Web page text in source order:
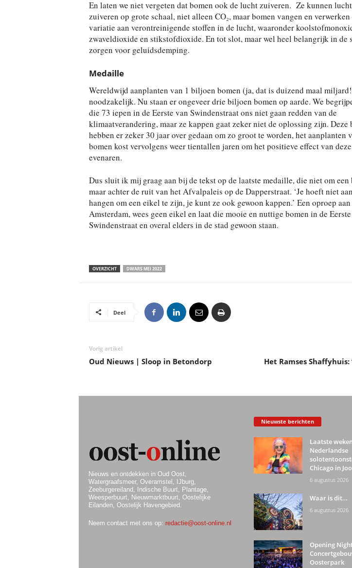
En laten we niet vergeten dat bomen ook de lucht zuiveren. Ze kunnen
zuiveren op grote schaal, niet alleen CO₂, maar bomen vangen en
variatie aan verontreinigende stoffen in de lucht, waaronder
zwaveldioxide en stikstofdioxide. En tot slot, maar wel heel belangrijk in de
zorgen voor geluidsdemping.
Medaille
Wereldwijd aanplanten van 1 biljoen bomen (ja, dat is duizend maal
noodzakelijk. Nu staan er ongeveer drie biljoen bomen op aarde. We
die 73 iepen in de Eerste van Swindenstraat ons niet gaan redden van de
klimaatverandering, maar ze kappen gaat zeker niet de oplossing zijn. Deze
hebben er zeker 30 jaar over gedaan om zo groot te worden, het aanplanten
bomen kost vervolgens weer tientallen jaren om het positieve effect van
evenaren.
Dus sluit ik mij graag aan bij de tekst op de laatste medaille, die niet om een
maar achter de ruit van het Afvalpaleis op de Dapperstraat. ‘Je hoeft niet
hangen om een eikel te zijn, je kunt ze ook gewoon kappen.’ Een oproep
Amsterdam, wees geen eikel en laat die mooie en nuttige bomen in de
Swindenstraat en overal elders in de stad gewoon staan.
OVERZICHT DWARS MEI 2022
Deel
Vorig artikel
Oud Nieuws | Sloop in Betondorp
Het Ramses Shaffyhuis:
Nieuws en ontdekken in Oud Oost,
Watergraafsmeer, Overamstel, IJburg,
Zeeburgereiland, Indische Buurt, Plantage,
Weesperbuurt, Nieuwmarktbuurt, Oostelijke
Eilanden, Oostelijk Havengebied.
Neem contact met ons op: redactie@oost-online.nl
Nieuwste berichten
Laatste
Nederlandse
Chicago in
6 augustus 2026
Waar is dit…
6 augustus 2026
Opening
Oosterpark